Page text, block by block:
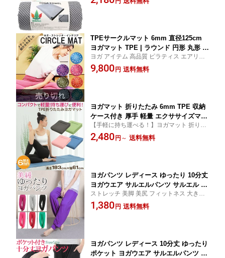
TPEサークルマット 6mm 直径125cm
ヨガマット TPE | ラウンド 円形 丸形 フ
ィットネスマット ストレッチマット ト
レーニングマット エクササイズマット
ヨガ アイテム 高品質 ピラティス エアリア
ル
9,800 円 送料無料
ヨガマット 折りたたみ 6mm TPE 収納
ケース付き 厚手 軽量 エクササイズマッ
ト ホットヨガマット 初心者 コンパクト
マット ラグ おしゃれ ストレッチマット
【手軽に持ち運べる！】ヨガマット 折りた
たみ 6mm TPE ホットヨガマット エクササ
イズマット トレーニングマットピラティス
2,480 円 ～ 送料無料
ヨガパンツ レディース ゆったり 10分丈
ヨガウエア サルエルパンツ サルエル ス
ポーツ ウォーキング ホットヨガ 部屋着
ルームウェア パジャマ かわいい おしゃ
ストレッチ 美脚 美尻 フィットネス 大きい
カジュアル
1,380 円 送料無料
ヨガパンツ レディース 10分丈 ゆったり
ポケット ヨガウエア サルエルパンツ サ